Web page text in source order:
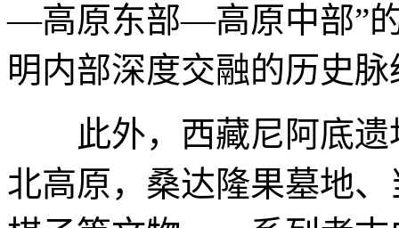
—高原东部—高原中部”
明内部深度交融的历史脉
此外，西藏尼阿底遗
北高原，桑达隆果墓地